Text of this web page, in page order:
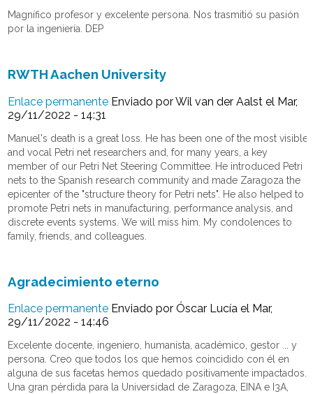
Magnífico profesor y excelente persona. Nos trasmitió su pasión
por la ingeniería. DEP
RWTH Aachen University
Enlace permanente Enviado porWil van der Aalst el Mar,
29/11/2022 - 14:31
Manuel's death is a great loss. He has been one of the most visible
and vocal Petri net researchers and, for many years, a key
member of our Petri Net Steering Committee. He introduced Petri
nets to the Spanish research community and made Zaragoza the
epicenter of the "structure theory for Petri nets". He also helped to
promote Petri nets in manufacturing, performance analysis, and
discrete events systems. We will miss him. My condolences to
family, friends, and colleagues.
Agradecimiento eterno
Enlace permanente Enviado porÓscar Lucía el Mar,
29/11/2022 - 14:46
Excelente docente, ingeniero, humanista, académico, gestor ... y
persona. Creo que todos los que hemos coincidido con él en
alguna de sus facetas hemos quedado positivamente impactados.
Una gran pérdida para la Universidad de Zaragoza, EINA e I3A,